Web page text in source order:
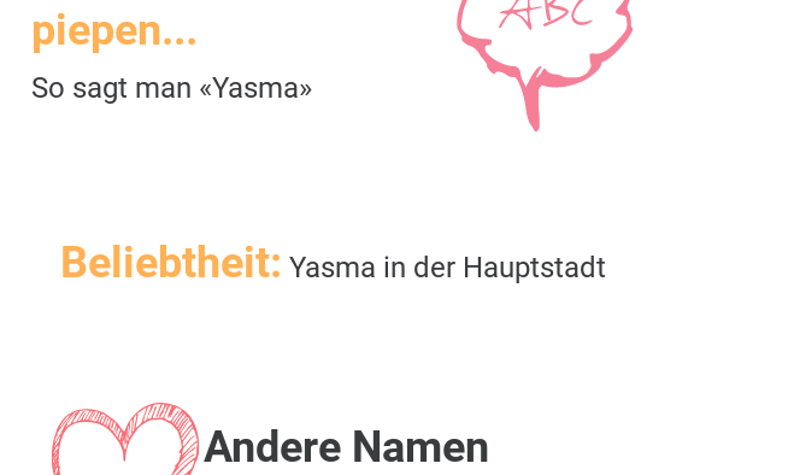
piepen...
So sagt man «Yasma»
Beliebtheit: Yasma in der Hauptstadt
Andere Namen